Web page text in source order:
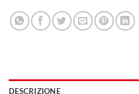
DESCRIZIONE